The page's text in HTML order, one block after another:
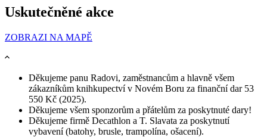
Uskutečněné akce
ZOBRAZI NA MAPĚ
Děkujeme panu Radovi, zaměstnancům a hlavně všem
zákazníkům knihkupectví v Novém Boru za finanční dar 53
550 Kč (2025).
Děkujeme všem sponzorům a přátelům za poskytnuté dary!
Děkujeme firmě Decathlon a T. Slavata za poskytnutí
vybavení (batohy, brusle, trampolína, ošacení).